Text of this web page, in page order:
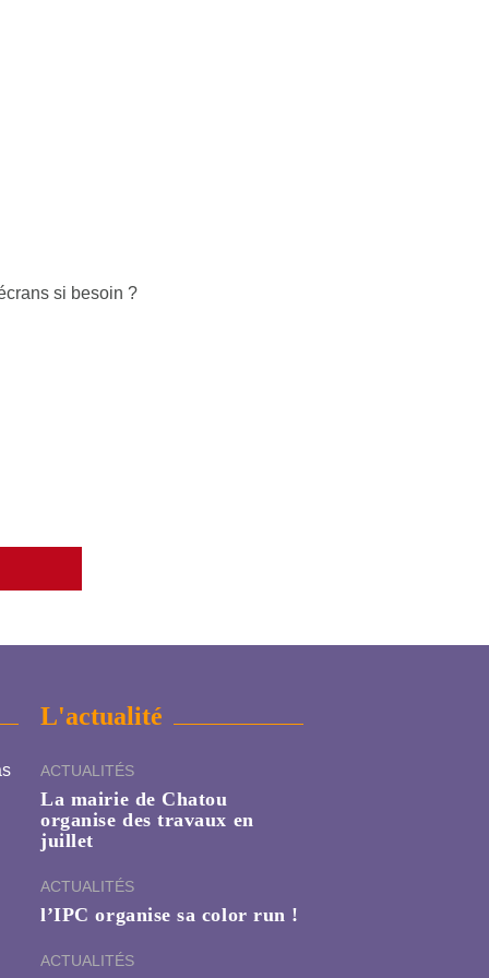
si besoin ?
L'actualité
ACTUALITÉS
La mairie de Chatou
organise des travaux en
juillet
ACTUALITÉS
l’IPC organise sa color run !
ACTUALITÉS